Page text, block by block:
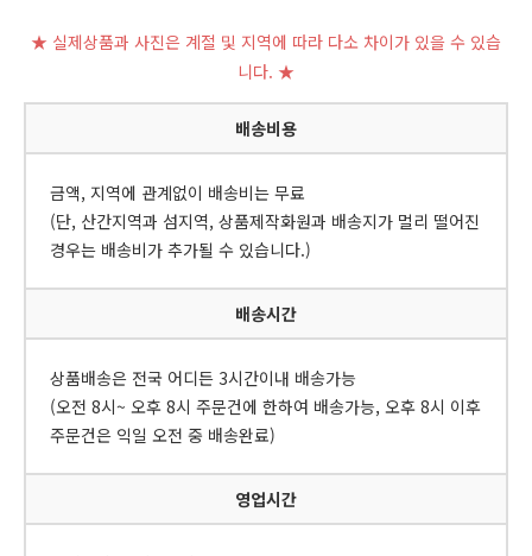
★ 실제상품과 사진은 계절 및 지역에 따라 다소 차이가 있을 수 있습
니다. ★
배송비용
금액, 지역에 관계없이 배송비는 무료
(단, 산간지역과 섬지역, 상품제작화원과 배송지가 멀리 떨어진
경우는 배송비가 추가될 수 있습니다.)
배송시간
상품배송은 전국 어디든 3시간이내 배송가능
(오전 8시~ 오후 8시 주문건에 한하여 배송가능, 오후 8시 이후
주문건은 익일 오전 중 배송완료)
영업시간